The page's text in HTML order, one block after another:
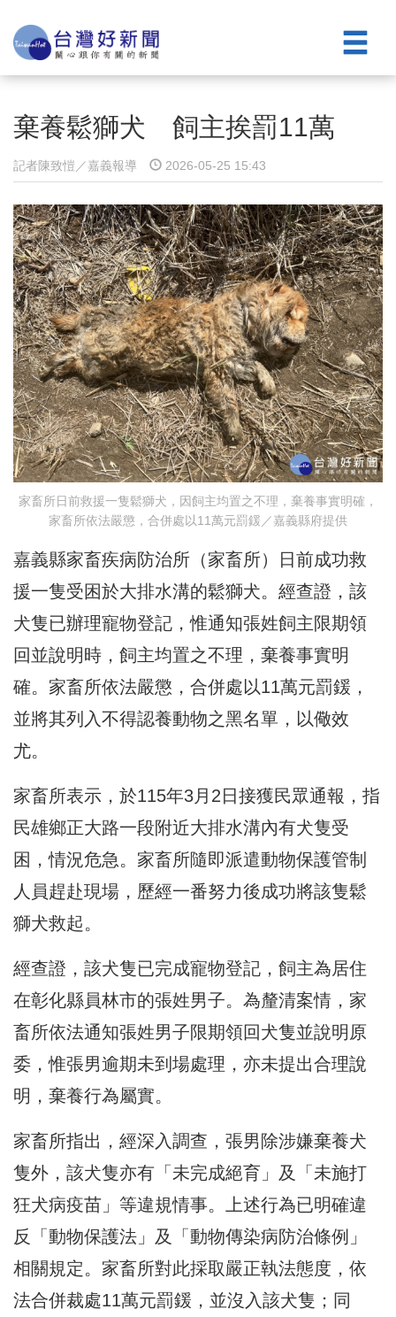
棄養鬆獅犬 飼主挨罰11萬
記者陳致愷／嘉義報導 2026-05-25 15:43
家畜所日前救援一隻鬆獅犬，因飼主均置之不理，棄養事實明確，
家畜所依法嚴懲，合併處以11萬元罰鍰／嘉義縣府提供
嘉義縣家畜疾病防治所（家畜所）日前成功救
援一隻受困於大排水溝的鬆獅犬。經查證，該
犬隻已辦理寵物登記，惟通知張姓飼主限期領
回並說明時，飼主均置之不理，棄養事實明
確。家畜所依法嚴懲，合併處以11萬元罰鍰，
並將其列入不得認養動物之黑名單，以儆效
尤。
家畜所表示，於115年3月2日接獲民眾通報，指
民雄鄉正大路一段附近大排水溝內有犬隻受
困，情況危急。家畜所隨即派遣動物保護管制
人員趕赴現場，歷經一番努力後成功將該隻鬆
獅犬救起。
經查證，該犬隻已完成寵物登記，飼主為居住
在彰化縣員林市的張姓男子。為釐清案情，家
畜所依法通知張姓男子限期領回犬隻並說明原
委，惟張男逾期未到場處理，亦未提出合理說
明，棄養行為屬實。
家畜所指出，經深入調查，張男除涉嫌棄養犬
隻外，該犬隻亦有「未完成絕育」及「未施打
狂犬病疫苗」等違規情事。上述行為已明確違
反「動物保護法」及「動物傳染病防治條例」
相關規定。家畜所對此採取嚴正執法態度，依
法合併裁處11萬元罰鍰，並沒入該犬隻；同